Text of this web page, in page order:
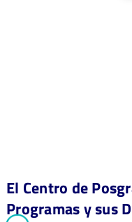
El Centro de
Programas y sus